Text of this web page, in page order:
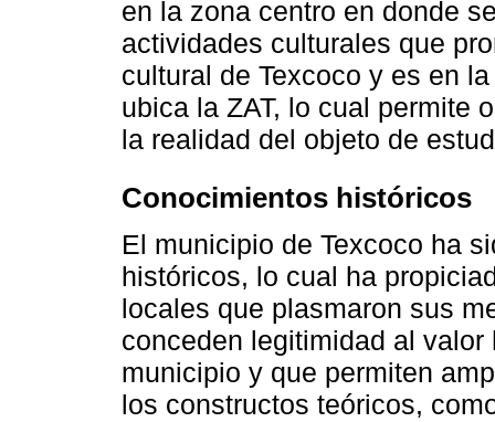
en la zona centro en donde
actividades culturales que
cultural de Texcoco y es en
ubica la ZAT, lo cual permite
la realidad del objeto de
Conocimientos históricos
El municipio de Texcoco ha
históricos, lo cual ha
locales que plasmaron sus
conceden legitimidad al
municipio y que permiten
los constructos teóricos,